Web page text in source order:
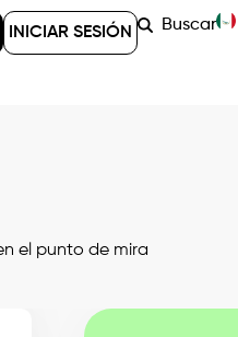
INICIAR SESIÓN Buscar
el punto de mira